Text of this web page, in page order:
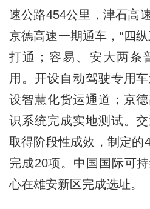
速公路454公里，津石高
京德高速一期通车，“四
打通；容易、安大两条
用。开设自动驾驶专用
设智慧化货运通道；京
识系统完成实地测试。
取得阶段性成效，制定的
完成20项。中国国际可
心在雄安新区完成选址。